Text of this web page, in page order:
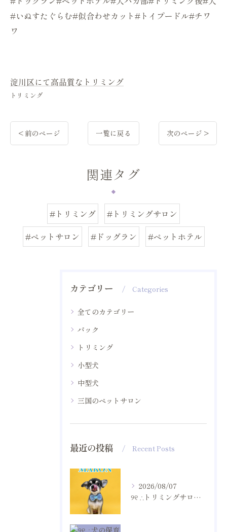
#いぬすたぐらむ#似合わせカット#トイプードル#チワ
ワ
淀川区にて高品質なトリミング
トリミング
< 前のページ 一覧に戻る 次のページ >
関連タグ
#トリミング
#トリミングサロン
#ペットサロン
#ドッグラン #ペットホテル
カテゴリー Categories
全てのカテゴリー
パック
トリミング
小型犬
中型犬
三国のペットサロン
最近の投稿 Recent Posts
2026/08/07
୨୧ ∴トリミングサロン∴ ୨୧